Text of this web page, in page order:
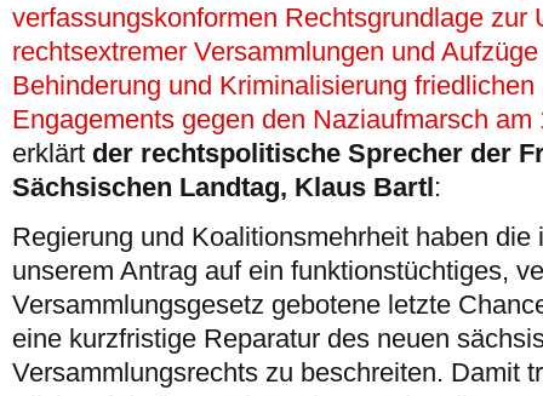
verfassungskonformen Rechtsgrundlage zur
rechtsextremer Versammlungen und
Behinderung und Kriminalisierung
Engagements gegen den Naziaufmarsch am
erklärt der rechtspolitische Sprecher der
Sächsischen Landtag, Klaus Bartl:
Regierung und Koalitionsmehrheit haben die
unserem Antrag auf ein funktionstüchtiges,
Versammlungsgesetz gebotene letzte
eine kurzfristige Reparatur des neuen
Versammlungsrechts zu beschreiten. Damit